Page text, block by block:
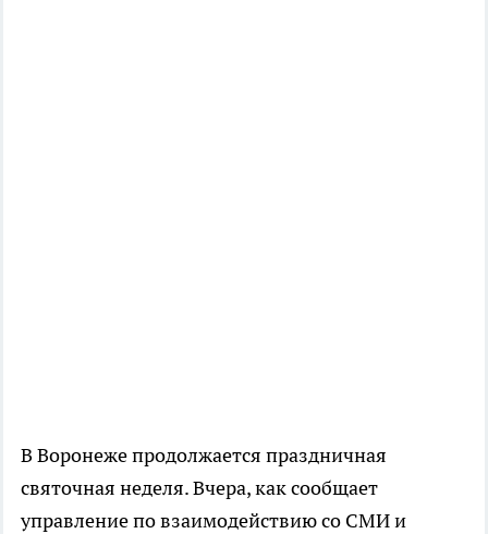
В Воронеже продолжается праздничная
святочная неделя. Вчера, как сообщает
управление по взаимодействию со СМИ и